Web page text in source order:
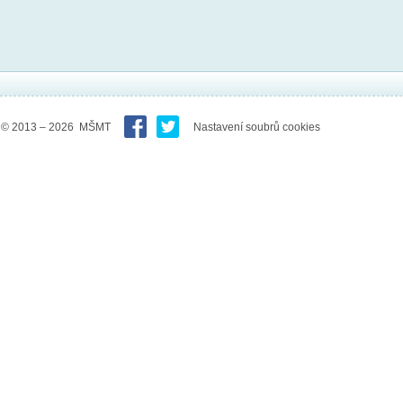
© 2013 – 2026 MŠMT Nastavení soubrů cookies